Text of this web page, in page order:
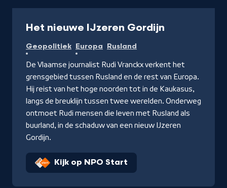
Het nieuwe IJzeren Gordijn
Geopolitiek Europa Rusland
De Vlaamse journalist Rudi Vranckx verkent het
grensgebied tussen Rusland en de rest van Europa.
Hij reist van het hoge noorden tot in de Kaukasus,
langs de breuklijn tussen twee werelden. Onderweg
ontmoet Rudi mensen die leven met Rusland als
buurland, in de schaduw van een nieuw IJzeren
Gordijn.
Kijk op NPO Start